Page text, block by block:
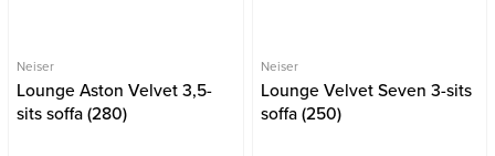
Neiser
Lounge Aston Velvet 3,5-
sits soffa (280)
Neiser
Lounge Velvet Seven 3-sits
soffa (250)